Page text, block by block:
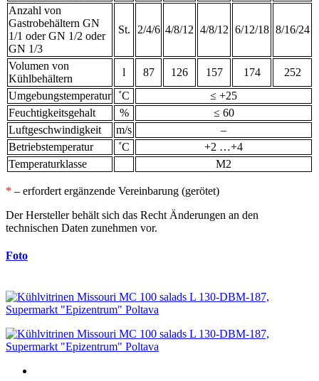
Anzahl von
Gastrobehältern GN
1/1 oder GN 1/2 oder
GN 1/3
St. 2/4/6 4/8/12 4/8/12 6/12/18 8/16/24
Volumen von
Kühlbehältern
l 87 126 157 174
252
Umgebungstemperatur
˚С
≤ +25
Feuchtigkeitsgehalt
%
≤ 60
Luftgeschwindigkeit
m/s
–
Betriebstemperatur
˚С
+2 …+4
Temperaturklasse
М2
* – erfordert ergänzende Vereinbarung (gerötet)
Der Hersteller behält sich das Recht Änderungen an den
technischen Daten zunehmen vor.
Foto